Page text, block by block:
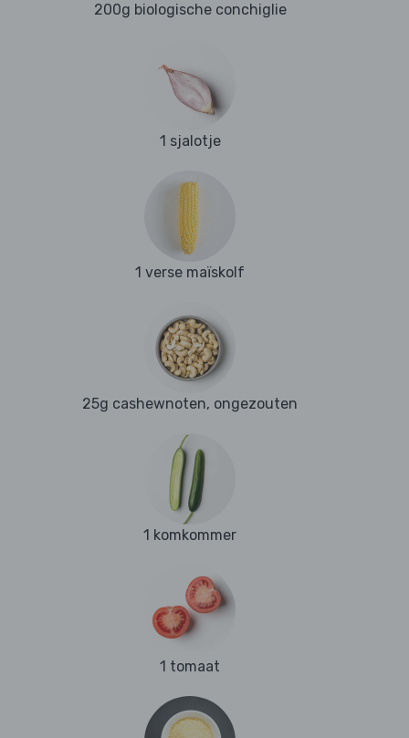
200g biologische conchiglie
1 sjalotje
1 verse maïskolf
25g cashewnoten, ongezouten
1 komkommer
1 tomaat